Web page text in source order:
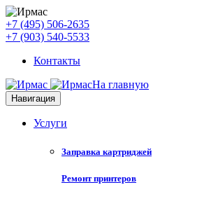
+7 (495) 506-2635
+7 (903) 540-5533
Контакты
На главную
Навигация
Услуги
Заправка картриджей
Ремонт принтеров